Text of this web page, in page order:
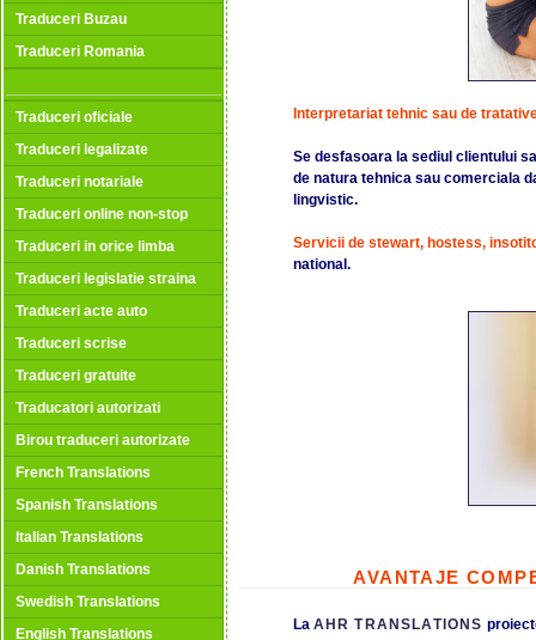
Traduceri Buzau
Traduceri Romania
Traduceri oficiale
Traduceri legalizate
Traduceri notariale
Traduceri online non-stop
Traduceri in orice limba
Traduceri legislatie straina
Traduceri acte auto
Traduceri scrise
Traduceri gratuite
Traducatori autorizati
Birou traduceri autorizate
French Translations
Spanish Translations
Italian Translations
Danish Translations
Swedish Translations
English Translations
Interpretariat tehnic sau de
Se desfasoara la sediul clientului
de natura tehnica sau comerciala
lingvistic.
Servicii de stewart, hostess,
national.
AVANTAJE
La AHR TRANSLATIONS